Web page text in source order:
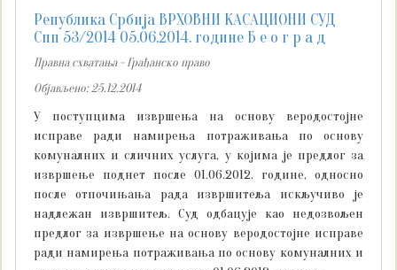
Република Србија ВРХОВНИ КАСАЦИОНИ СУД
Спп 53/2014 05.06.2014. године Б е о г р а д
Правна схватања - Грађанско право
Објављено: 25.12.2014
У поступцима извршења на основу веродостојне
исправе ради намирења потраживања по основу
комуналних и сличних услуга, у којима је предлог за
извршење поднет после 01.06.2012. године, односно
после отпочињања рада извршитеља искључиво је
надлежан извршитељ. Суд одбацује као недозвољен
предлог за извршење на основу веродостојне исправе
ради намирења потраживања по основу комуналних и